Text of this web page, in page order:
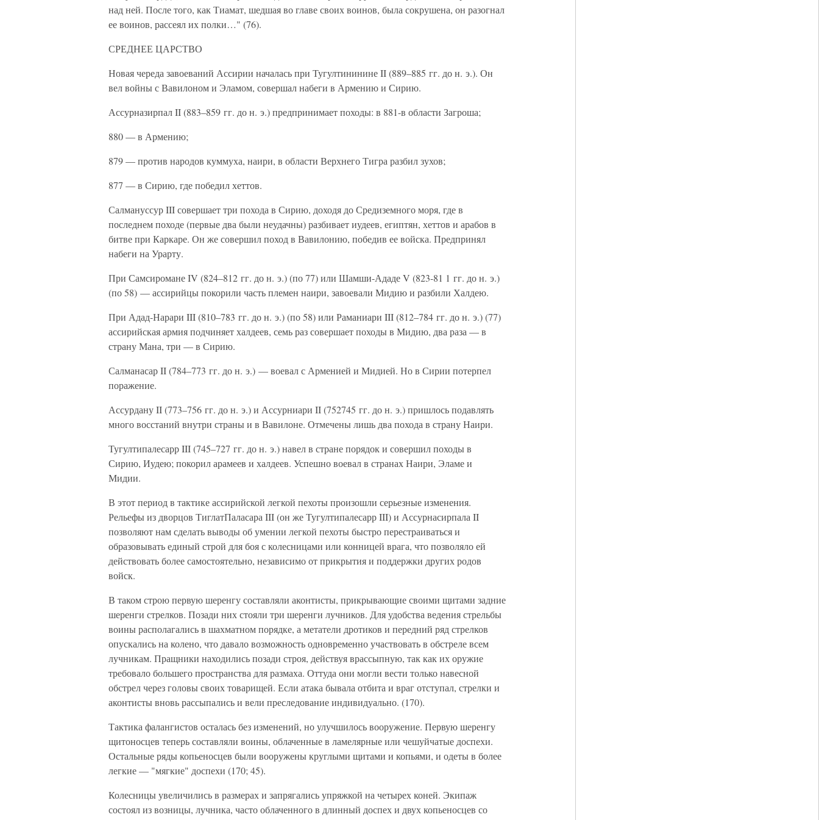
над ней. После того, как Тиамат, шедшая во главе своих воинов, была сокрушена, он разогнал
ее воинов, рассеял их полки…" (76).
СРЕДНЕЕ ЦАРСТВО
Новая череда завоеваний Ассирии началась при Тугултининине II (889–885 гг. до н. э.). Он
вел войны с Вавилоном и Эламом, совершал набеги в Армению и Сирию.
Ассурназирпал II (883–859 гг. до н. э.) предпринимает походы: в 881-в области Загроша;
880 — в Армению;
879 — против народов куммуха, наири, в области Верхнего Тигра разбил зухов;
877 — в Сирию, где победил хеттов.
Салмануссур III совершает три похода в Сирию, доходя до Средиземного моря, где в
последнем походе (первые два были неудачны) разбивает иудеев, египтян, хеттов и арабов в
битве при Каркаре. Он же совершил поход в Вавилонию, победив ее войска. Предпринял
набеги на Урарту.
При Самсиромане IV (824–812 гг. до н. э.) (по 77) или Шамши-Ададе V (823-81 1 гг. до н. э.)
(по 58) — ассирийцы покорили часть племен наири, завоевали Мидию и разбили Халдею.
При Адад-Нарари III (810–783 гг. до н. э.) (по 58) или Раманиари III (812–784 гг. до н. э.) (77)
ассирийская армия подчиняет халдеев, семь раз совершает походы в Мидию, два раза — в
страну Мана, три — в Сирию.
Салманасар II (784–773 гг. до н. э.) — воевал с Арменией и Мидией. Но в Сирии потерпел
поражение.
Ассурдану II (773–756 гг. до н. э.) и Ассурниари II (752745 гг. до н. э.) пришлось подавлять
много восстаний внутри страны и в Вавилоне. Отмечены лишь два похода в страну Наири.
Тугултипалесарр III (745–727 гг. до н. э.) навел в стране порядок и совершил походы в
Сирию, Иудею; покорил арамеев и халдеев. Успешно воевал в странах Наири, Эламе и
Мидии.
В этот период в тактике ассирийской легкой пехоты произошли серьезные изменения.
Рельефы из дворцов ТиглатПаласара III (он же Тугултипалесарр III) и Ассурнасирпала II
позволяют нам сделать выводы об умении легкой пехоты быстро перестраиваться и
образовывать единый строй для боя с колесницами или конницей врага, что позволяло ей
действовать более самостоятельно, независимо от прикрытия и поддержки других родов
войск.
В таком строю первую шеренгу составляли аконтисты, прикрывающие своими щитами задние
шеренги стрелков. Позади них стояли три шеренги лучников. Для удобства ведения стрельбы
воины располагались в шахматном порядке, а метатели дротиков и передний ряд стрелков
опускались на колено, что давало возможность одновременно участвовать в обстреле всем
лучникам. Пращники находились позади строя, действуя врассыпную, так как их оружие
требовало большего пространства для размаха. Оттуда они могли вести только навесной
обстрел через головы своих товарищей. Если атака бывала отбита и враг отступал, стрелки и
аконтисты вновь рассыпались и вели преследование индивидуально. (170).
Тактика фалангистов осталась без изменений, но улучшилось вооружение. Первую шеренгу
щитоносцев теперь составляли воины, облаченные в ламелярные или чешуйчатые доспехи.
Остальные ряды копьеносцев были вооружены круглыми щитами и копьями, и одеты в более
легкие — "мягкие" доспехи (170; 45).
Колесницы увеличились в размерах и запрягались упряжкой на четырех коней. Экипаж
состоял из возницы, лучника, часто облаченного в длинный доспех и двух копьеносцев со